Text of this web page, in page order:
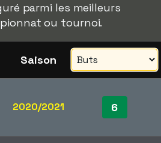
parmi les meilleurs
ou tournoi.
Saison
2020/2021 6